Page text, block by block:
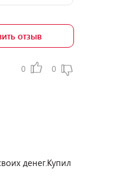
отзыв
0 0
денег.Купил